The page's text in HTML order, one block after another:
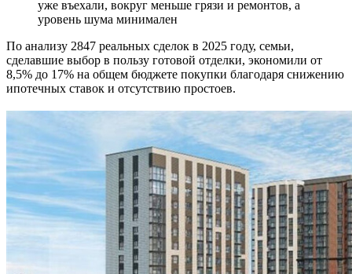
уже въехали, вокруг меньше грязи и ремонтов, а
уровень шума минимален
По анализу 2847 реальных сделок в 2025 году, семьи,
сделавшие выбор в пользу готовой отделки, экономили от
8,5% до 17% на общем бюджете покупки благодаря снижению
ипотечных ставок и отсутствию простоев.